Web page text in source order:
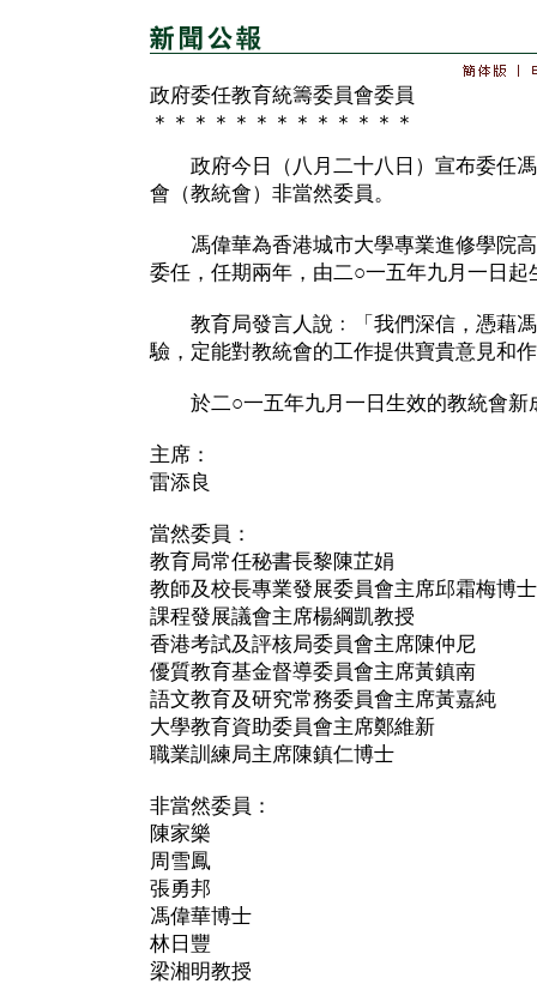
政府委任教育統籌委員會委員
＊＊＊＊＊＊＊＊＊＊＊＊＊
政府今日（八月二十八日）宣布委任馮
會（教統會）非當然委員。
馮偉華為香港城市大學專業進修學院高
委任，任期兩年，由二○一五年九月一日起
教育局發言人說﹕「我們深信，憑藉馮
驗，定能對教統會的工作提供寶貴意見和
於二○一五年九月一日生效的教統會新
主席：
雷添良
當然委員：
教育局常任秘書長黎陳芷娟
教師及校長專業發展委員會主席邱霜梅博士
課程發展議會主席楊綱凱教授
香港考試及評核局委員會主席陳仲尼
優質教育基金督導委員會主席黃鎮南
語文教育及研究常務委員會主席黃嘉純
大學教育資助委員會主席鄭維新
職業訓練局主席陳鎮仁博士
非當然委員：
陳家樂
周雪鳳
張勇邦
馮偉華博士
林日豐
梁湘明教授